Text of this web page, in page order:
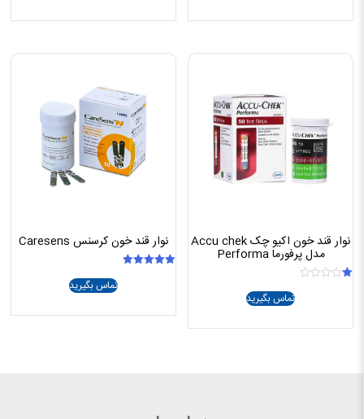
نوار قند خون اکیو چک Accu chek
مدل پرفورما Performa
تماس بگیرید
نوار قند خون کرسنس Caresens
تماس بگیرید